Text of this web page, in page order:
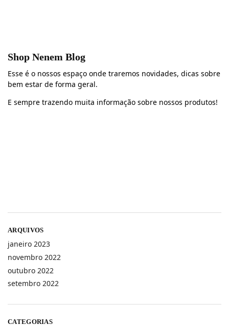
Shop Nenem Blog
Esse é o nossos espaço onde traremos novidades, dicas sobre
bem estar de forma geral.
E sempre trazendo muita informação sobre nossos produtos!
ARQUIVOS
janeiro 2023
novembro 2022
outubro 2022
setembro 2022
CATEGORIAS